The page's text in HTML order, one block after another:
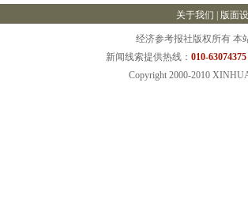
关于我们 版面
经济参考报社版权所有 本
新闻线索提供热线： 010-
Copyright 2000-2010